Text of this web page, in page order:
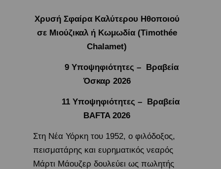
Χρυσή Σφαίρα Καλύτερου Ηθοποιού
σε Μιούζικαλ ή Κωμωδία (Timothée
Chalamet)
9 Υποψηφιότητες – Βραβεία
Όσκαρ 2026
11 Υποψηφιότητες – Βραβεία
BAFTA 2026
Στη Νέα Υόρκη του 1952, ο φιλόδοξος,
πεισματάρης και ευρηματικός νεαρός
Μάρτι Μάουζερ δουλεύει ως πωλητής